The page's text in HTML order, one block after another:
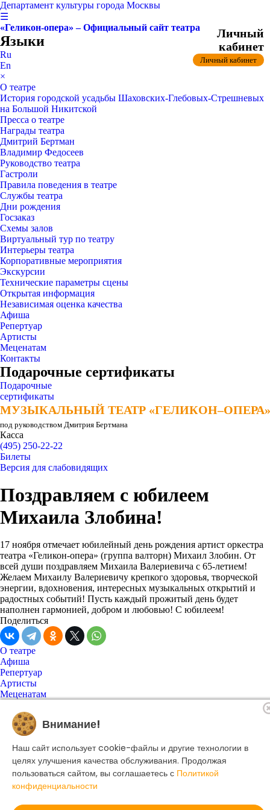
Департамент культуры города Москвы
☰
«Геликон-опера» – Официальный сайт театра
Языки
Ru
En
×
О театре
История городской усадьбы Шаховских-Глебовых-Стрешневых
на Большой Никитской
Пресса о театре
Награды театра
Дмитрий Бертман
Владимир Федосеев
Руководство театра
Гастроли
Правила поведения в театре
Службы театра
Дни рождения
Госзаказ
Схемы залов
Виртуальный тур по театру
Интерьеры театра
Корпоративные мероприятия
Экскурсии
Технические параметры сцены
Открытая информация
Независимая оценка качества
Афиша
Репертуар
Артисты
Меценатам
Контакты
Подарочные сертификаты
Подарочные
сертификаты
МУЗЫКАЛЬНЫЙ ТЕАТР «ГЕЛИКОН–ОПЕРА»
МУЗЫКАЛЬНЫЙ ТЕАТР «ГЕЛИКОН–ОПЕРА»
под руководством Дмитрия Бертмана
Касса
(495) 250-22-22
Личный
кабинет
Личный кабинет
Билеты
Версия для слабовидящих
Поздравляем с юбилеем
Михаила Злобина!
17 ноября отмечает юбилейный день рождения артист оркестра
театра «Геликон-опера» (группа валторн) Михаил Злобин. От
всей души поздравляем Михаила Валериевича с 65-летием!
Желаем Михаилу Валериевичу крепкого здоровья, творческой
энергии, вдохновения, интересных музыкальных открытий и
радостных событий! Пусть каждый прожитый день будет
наполнен гармонией, добром и любовью! С юбилеем!
Поделиться
О театре
Афиша
Репертуар
Артисты
Меценатам
Касса театра
Форма поиска
Поиск
© 2025 Музыкальный театр Геликон-опера.
Политика конфиденциальности
Внимание!
Наш сайт использует cookie-файлы и другие технологии в
целях улучшения качества обслуживания. Продолжая
пользоваться сайтом, вы соглашаетесь с Политикой
конфиденциальности